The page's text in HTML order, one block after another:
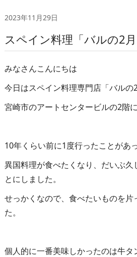
2023年11月29日
スペイン料理「バルの2月
みなさんこんにちは
今日はスペイン料理専門店「バルの
宮崎市のアートセンタービルの2階に
10年くらい前に1度行ったことがあ
異国料理が食べたくなり、だいぶ久
とにしました。
せっかくなので、食べたいものを片
た。
個人的に一番美味しかったのは牛タ